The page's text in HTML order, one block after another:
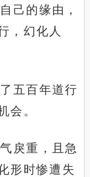
己的缘由，
，幻化人
五百年道行
会。
戾重，且急
形时惨遭失